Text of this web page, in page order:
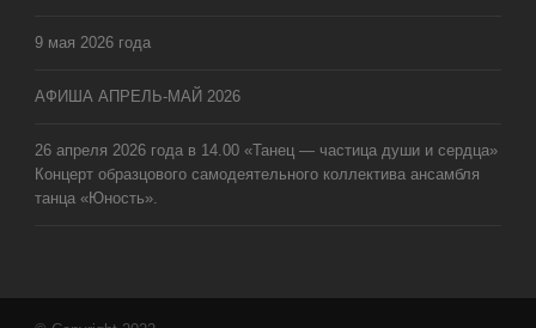
9 мая 2026 года
АФИША АПРЕЛЬ-МАЙ 2026
26 апреля 2026 года в 14.00 «Танец — частица души и сердца»
Концерт образцового самодеятельного коллектива ансамбля
танца «Юность».